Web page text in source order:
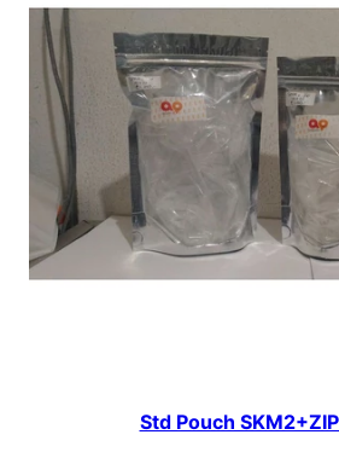
Std Pouch